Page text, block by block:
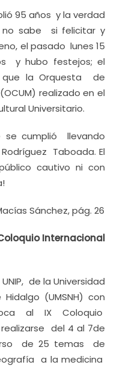
95 años y la verdad
no sabe si felicitar y
el pasado lunes 15
y hubo festejos; el
la Orquesta de
realizado en el
Universitario.
cumplió llevando
Taboada. El
cautivo ni con
Sánchez, pág. 26
Internacional
de la Universidad
(UMSNH) con
al IX Coloquio
realizarse del 4 al 7de
de 25 temas de
a la medicina